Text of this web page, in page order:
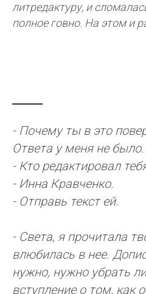
литредактуру, и
полное говно. На этом и
- Почему ты в это
Ответа у меня не было.
- Кто редактировал
- Инна Кравченко.
- Отправь текст ей.
- Света, я прочитала
влюбилась в нее.
нужно, нужно убрать
вступление о том, как